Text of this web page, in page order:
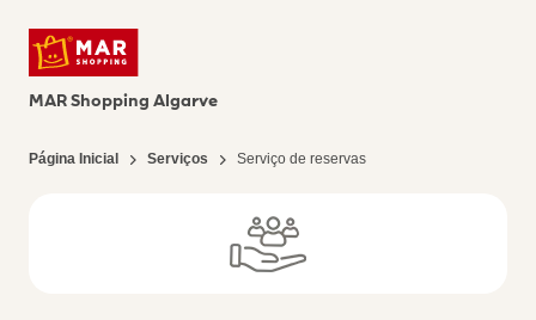
MAR Shopping Algarve
Página Inicial Serviços Serviço de reservas